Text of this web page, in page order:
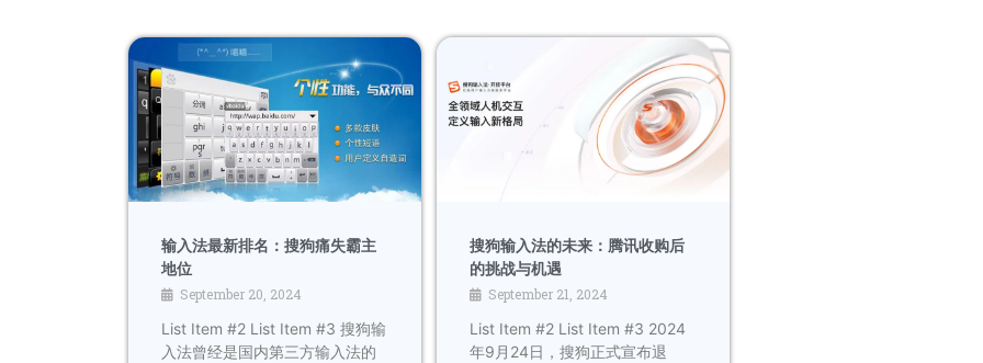
输入法最新排名：搜狗痛失霸主
地位
September 20, 2024
List Item #2 List Item #3 搜狗输
入法曾经是国内第三方输入法的
搜狗输入法的未来：腾讯收购后
的挑战与机遇
September 21, 2024
List Item #2 List Item #3 2024
年9月24日，搜狗正式宣布退